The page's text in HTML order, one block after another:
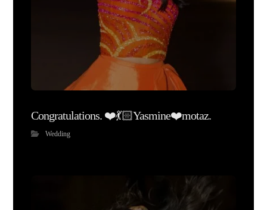
Congratulations. ❤️💃🏻Yasmine❤️motaz.
Wedding